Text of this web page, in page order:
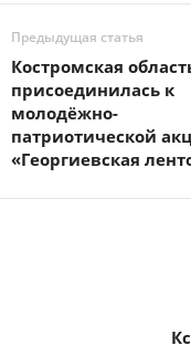
Предыдущая статья
Костромская
присоединилась к
молодёжно-
патриотической
«Георгиевская